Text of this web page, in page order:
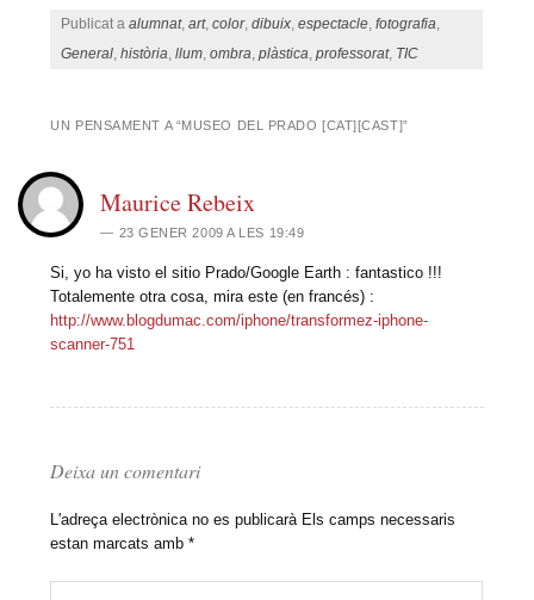
Publicat aalumnat,art,color,dibuix,espectacle,fotografia,
General,història,llum,ombra,plàstica,professorat, TIC
UN PENSAMENT A “MUSEO DEL PRADO [CAT][CAST]”
Maurice Rebeix
23 GENER 2009 A LES 19:49
Si, yo ha visto el sitio Prado/Google Earth : fantastico !!!
Totalemente otra cosa, mira este (en francés) :
http://www.blogdumac.com/iphone/transformez-iphone-
scanner-751
Deixa un comentari
L'adreça electrònica no es publicarà Els camps necessaris
estan marcats amb*